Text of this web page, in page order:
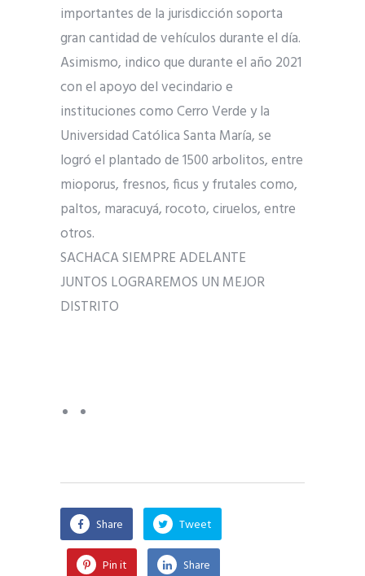
importantes de la jurisdicción soporta
gran cantidad de vehículos durante el día.
Asimismo, indico que durante el año 2021
con el apoyo del vecindario e
instituciones como Cerro Verde y la
Universidad Católica Santa María, se
logró el plantado de 1500 arbolitos, entre
mioporus, fresnos, ficus y frutales como,
paltos, maracuyá, rocoto, ciruelos, entre
otros.
SACHACA SIEMPRE ADELANTE
JUNTOS LOGRAREMOS UN MEJOR
DISTRITO
Share Tweet
Pin it Share